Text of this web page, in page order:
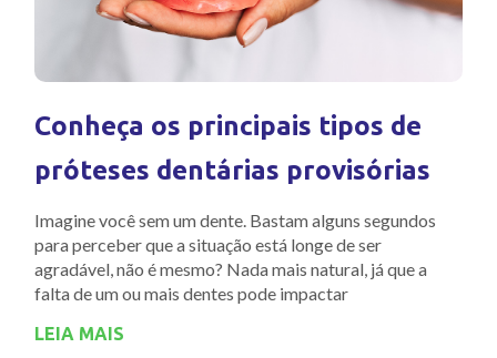
Conheça os principais tipos de
próteses dentárias provisórias
Imagine você sem um dente. Bastam alguns segundos
para perceber que a situação está longe de ser
agradável, não é mesmo? Nada mais natural, já que a
falta de um ou mais dentes pode impactar
LEIA MAIS